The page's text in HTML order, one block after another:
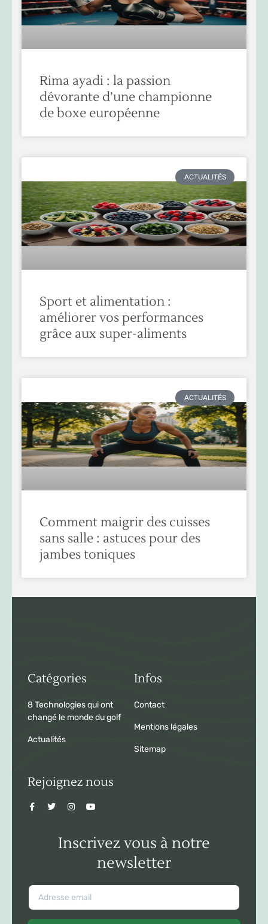
Rima ayadi : la passion
dévorante d’une championne
de boxe européenne
ACTUALITÉS
Sport et alimentation :
améliorer vos performances
grâce aux super-aliments
ACTUALITÉS
Comment maigrir des cuisses
sans salle : astuces pour des
jambes toniques
Catégories
8 Technologies qui ont
changé le monde du golf
Actualités
Infos
Contact
Mentions légales
Sitemap
Rejoignez nous
Inscrivez vous à notre
newsletter